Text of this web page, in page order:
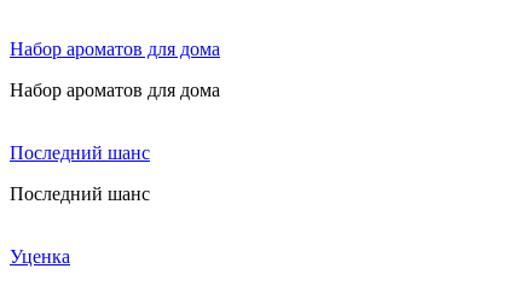
Набор ароматов для дома
Набор ароматов для дома
Последний шанс
Последний шанс
Уценка